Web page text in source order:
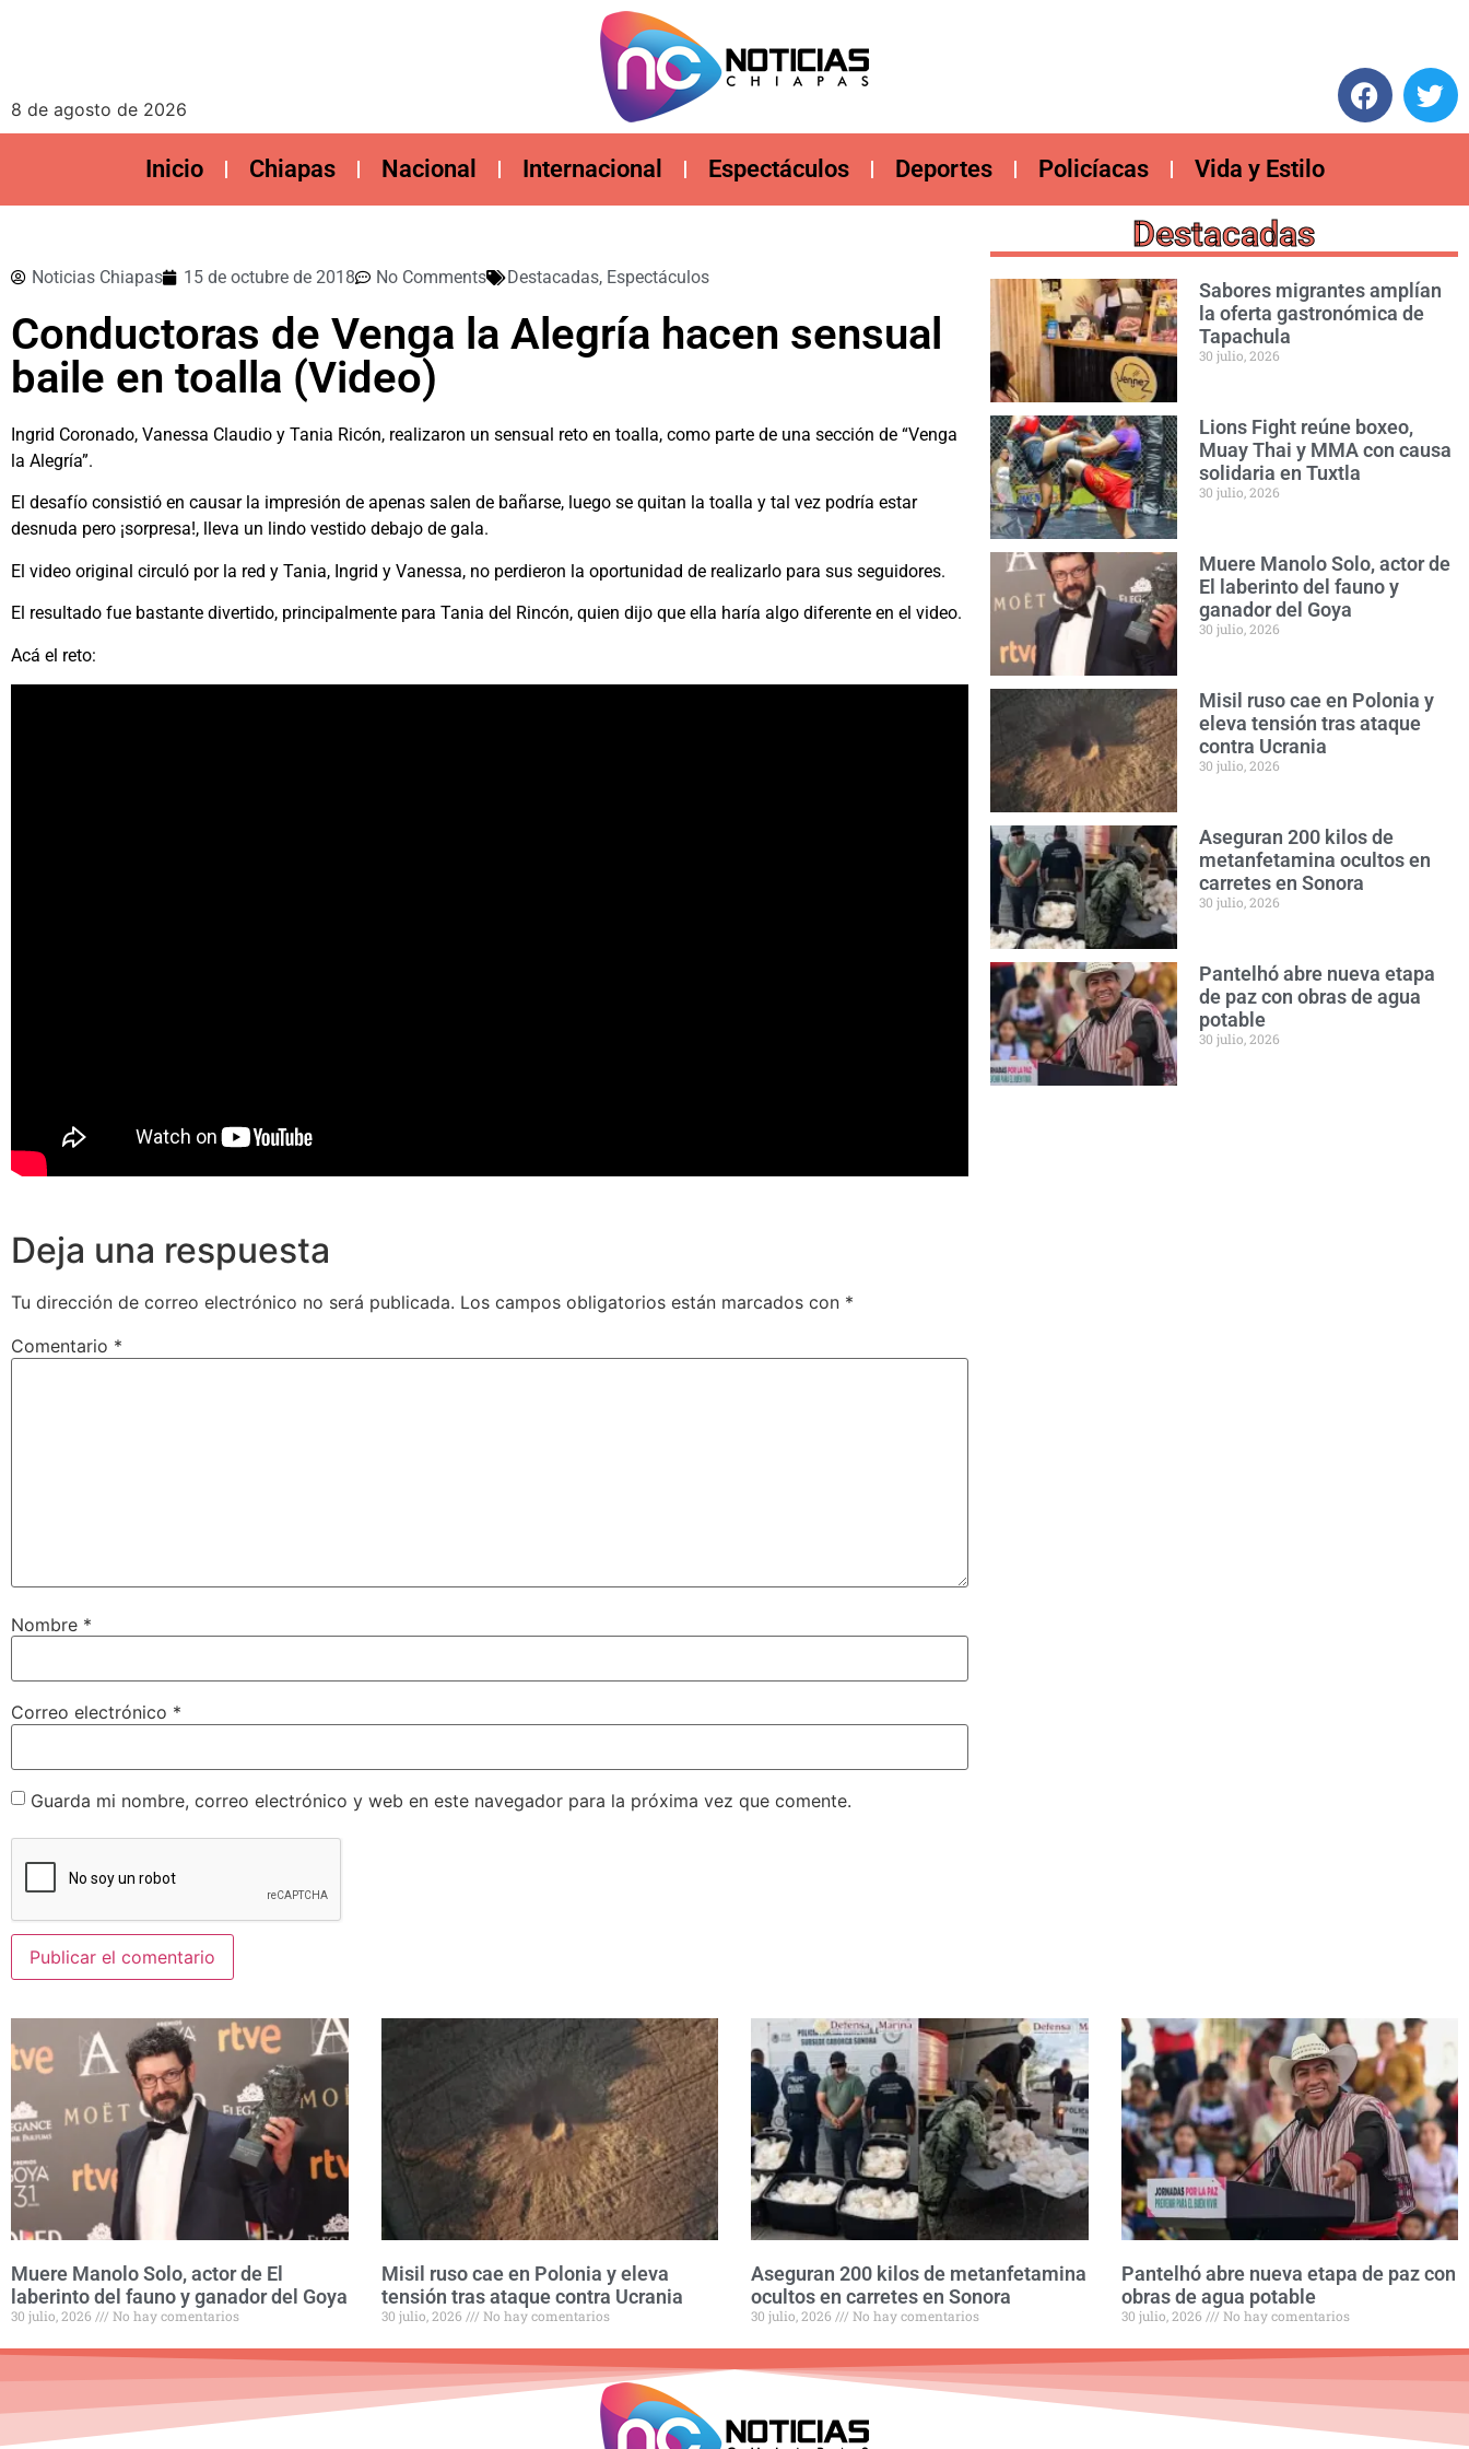
8 de agosto de 2026
Inicio Chiapas Nacional Internacional Espectáculos Deportes Policíacas Vida y Estilo
Noticias Chiapas 15 de octubre de 2018 No Comments Destacadas, Espectáculos
Conductoras de Venga la Alegría hacen sensual
baile en toalla (Video)
Ingrid Coronado, Vanessa Claudio y Tania Ricón, realizaron un sensual reto en toalla, como parte de una sección de “Venga
la Alegría”.
El desafío consistió en causar la impresión de apenas salen de bañarse, luego se quitan la toalla y tal vez podría estar
desnuda pero ¡sorpresa!, lleva un lindo vestido debajo de gala.
El video original circuló por la red y Tania, Ingrid y Vanessa, no perdieron la oportunidad de realizarlo para sus seguidores.
El resultado fue bastante divertido, principalmente para Tania del Rincón, quien dijo que ella haría algo diferente en el video.
Acá el reto:
Deja una respuesta
Tu dirección de correo electrónico no será publicada. Los campos obligatorios están marcados con *
Comentario *
Nombre *
Correo electrónico *
Guarda mi nombre, correo electrónico y web en este navegador para la próxima vez que comente.
Destacadas
Sabores migrantes amplían
la oferta gastronómica de
Tapachula
30 julio, 2026
Lions Fight reúne boxeo,
Muay Thai y MMA con causa
solidaria en Tuxtla
30 julio, 2026
Muere Manolo Solo, actor de
El laberinto del fauno y
ganador del Goya
30 julio, 2026
Misil ruso cae en Polonia y
eleva tensión tras ataque
contra Ucrania
30 julio, 2026
Aseguran 200 kilos de
metanfetamina ocultos en
carretes en Sonora
30 julio, 2026
Pantelhó abre nueva etapa
de paz con obras de agua
potable
30 julio, 2026
Muere Manolo Solo, actor de El
laberinto del fauno y ganador del Goya
30 julio, 2026 No hay comentarios
Misil ruso cae en Polonia y eleva
tensión tras ataque contra Ucrania
30 julio, 2026 No hay comentarios
Aseguran 200 kilos de metanfetamina
ocultos en carretes en Sonora
30 julio, 2026 No hay comentarios
Pantelhó abre nueva etapa de paz con
obras de agua potable
30 julio, 2026 No hay comentarios